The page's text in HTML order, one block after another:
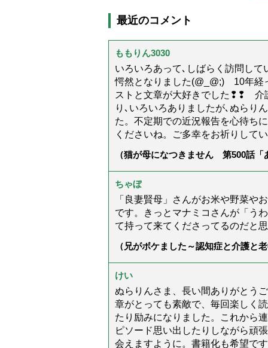
最近のコメント
ももりん3030
いろいろあって､しばらく訪問し
愕然となりました(@_@;) 10年経
ストと文章が大好きでした❢❢ 介
り､いろいろありましたが､ぬらり
た。不定期での近況報告を心待ち
くださいね。ご多幸をお祈りして
（猫が母になつきません 第500話「
ちゃぼ
「良妻賢母」さんがお米や野菜や
です。きっとマナミコさんが「う
て持って来てくださってるのだと
（兄がボケました～認知症と介護と
けい
ぬらりんさま、長い間ありがとう
章がとっても素敵で、毎回楽しく
たり励みになりました。これから
ピソード思い出したりしながら頑
会えますように。書籍化も希望で